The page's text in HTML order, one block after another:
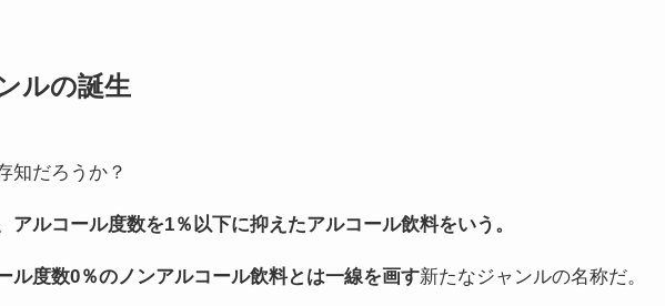
ルの誕生
知だろうか？
アルコール度数を1％以下に抑えたアルコール飲料をいう。
ル度数0％のノンアルコール飲料とは一線を画す新たなジャンルの名称だ。